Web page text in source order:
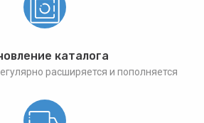
каталога
расширяется и пополняется